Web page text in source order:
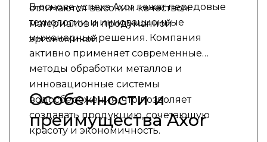
отличаются высоким качеством
материалов и продуманной
эргономикой.
В основе успеха Axor лежат передовые
технологии и инновационные
инженерные решения. Компания
активно применяет современные
методы обработки металлов и
инновационные системы
водосбережения, что позволяет
создавать продукцию, сочетающую
красоту и экономичность.
Особенности и
преимущества Axor